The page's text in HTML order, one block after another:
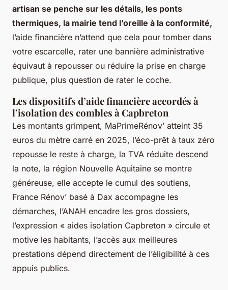
artisan se penche sur les détails, les ponts
thermiques, la mairie tend l’oreille à la conformité,
l’aide financière n’attend que cela pour tomber dans
votre escarcelle, rater une bannière administrative
équivaut à repousser ou réduire la prise en charge
publique, plus question de rater le coche.
Les dispositifs d’aide financière accordés à
l’isolation des combles à Capbreton
Les montants grimpent, MaPrimeRénov’ atteint 35
euros du mètre carré en 2025, l’éco-prêt à taux zéro
repousse le reste à charge, la TVA réduite descend
la note, la région Nouvelle Aquitaine se montre
généreuse, elle accepte le cumul des soutiens,
France Rénov’ basé à Dax accompagne les
démarches, l’ANAH encadre les gros dossiers,
l’expression « aides isolation Capbreton » circule et
motive les habitants, l’accès aux meilleures
prestations dépend directement de l’éligibilité à ces
appuis publics.